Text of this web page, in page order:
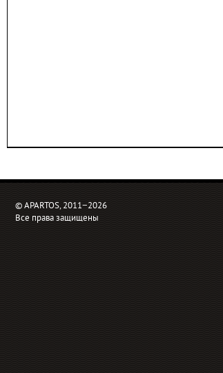
© APARTOS, 2011−2026
Все права защищены